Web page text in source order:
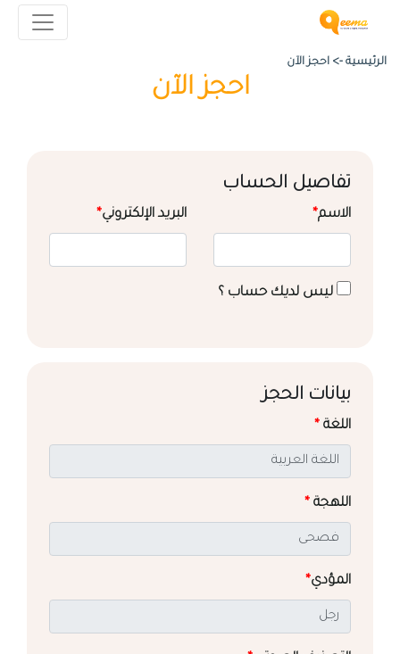
الرئيسية -> احجز الآن
احجز الآن
تفاصيل الحساب
الاسم* البريد الإلكتروني*
ليس لديك حساب ؟
بيانات الحجز
اللغة *
اللهجة *
المؤدي*